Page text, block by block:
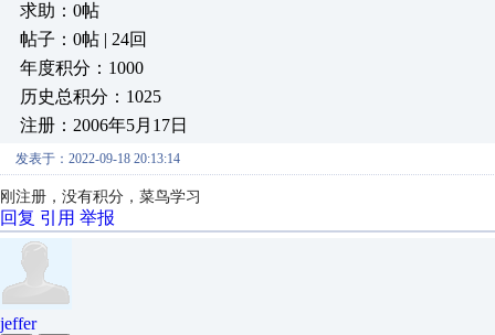
求助：0帖
帖子：0帖 | 24回
年度积分：1000
历史总积分：1025
注册：2006年5月17日
发表于：2022-09-18 20:13:14
刚注册，没有积分，菜鸟学习
回复 引用 举报
jeffer